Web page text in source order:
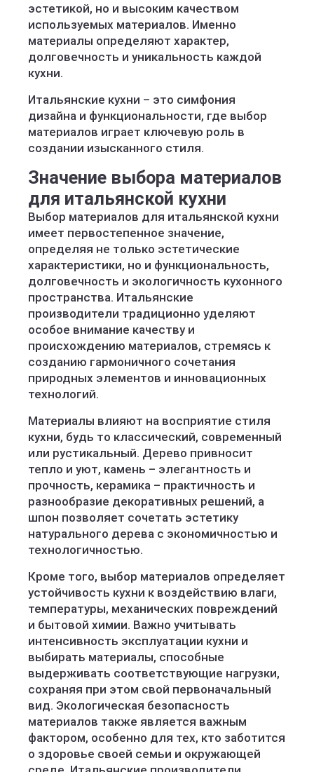
эстетикой, но и высоким качеством
используемых материалов. Именно
материалы определяют характер,
долговечность и уникальность каждой
кухни.
Итальянские кухни – это симфония
дизайна и функциональности, где выбор
материалов играет ключевую роль в
создании изысканного стиля.
Значение выбора материалов
для итальянской кухни
Выбор материалов для итальянской кухни
имеет первостепенное значение,
определяя не только эстетические
характеристики, но и функциональность,
долговечность и экологичность кухонного
пространства. Итальянские
производители традиционно уделяют
особое внимание качеству и
происхождению материалов, стремясь к
созданию гармоничного сочетания
природных элементов и инновационных
технологий.
Материалы влияют на восприятие стиля
кухни, будь то классический, современный
или рустикальный. Дерево привносит
тепло и уют, камень – элегантность и
прочность, керамика – практичность и
разнообразие декоративных решений, а
шпон позволяет сочетать эстетику
натурального дерева с экономичностью и
технологичностью.
Кроме того, выбор материалов определяет
устойчивость кухни к воздействию влаги,
температуры, механических повреждений
и бытовой химии. Важно учитывать
интенсивность эксплуатации кухни и
выбирать материалы, способные
выдерживать соответствующие нагрузки,
сохраняя при этом свой первоначальный
вид. Экологическая безопасность
материалов также является важным
фактором, особенно для тех, кто заботится
о здоровье своей семьи и окружающей